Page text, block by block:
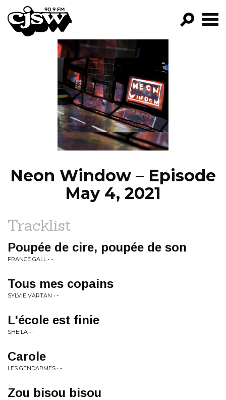
CJSW
FILTER BY:
PROGRAMS
EPISODES
NEWS
Neon Window – Episode
May 4, 2021
Tracklist
Poupée de cire, poupée de son
FRANCE GALL • -
Tous mes copains
SYLVIE VARTAN • -
L'école est finie
SHEILA • -
Carole
LES GENDARMES • -
Zou bisou bisou